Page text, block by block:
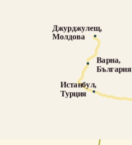
Джурджулещ,
Молдова
Варна,
България
Истанбул,
Турция